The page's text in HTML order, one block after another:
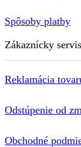
Spôsoby platby
Zákaznícky servis
Reklamácia
Odstúpenie od
Obchodné